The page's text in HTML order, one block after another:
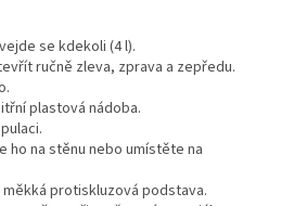
se kdekoli (4 l).
ručně zleva, zprava a zepředu.
plastová nádoba.
ho na stěnu nebo umístěte na
protiskluzová podstava.